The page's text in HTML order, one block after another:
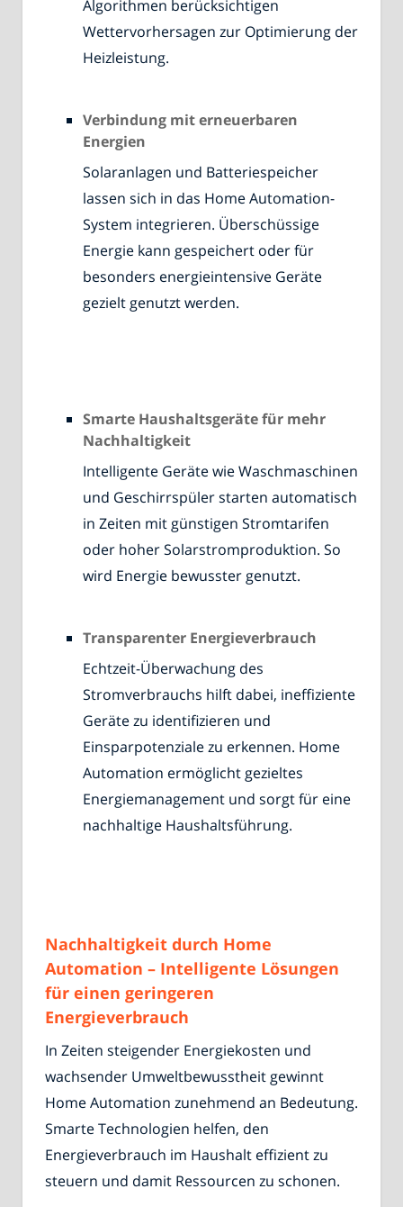
Algorithmen berücksichtigen
Wettervorhersagen zur Optimierung der
Heizleistung.
Verbindung mit erneuerbaren
Energien
Solaranlagen und Batteriespeicher
lassen sich in das Home Automation-
System integrieren. Überschüssige
Energie kann gespeichert oder für
besonders energieintensive Geräte
gezielt genutzt werden.
Smarte Haushaltsgeräte für mehr
Nachhaltigkeit
Intelligente Geräte wie Waschmaschinen
und Geschirrspüler starten automatisch
in Zeiten mit günstigen Stromtarifen
oder hoher Solarstromproduktion. So
wird Energie bewusster genutzt.
Transparenter Energieverbrauch
Echtzeit-Überwachung des
Stromverbrauchs hilft dabei, ineffiziente
Geräte zu identifizieren und
Einsparpotenziale zu erkennen. Home
Automation ermöglicht gezieltes
Energiemanagement und sorgt für eine
nachhaltige Haushaltsführung.
Nachhaltigkeit durch Home
Automation – Intelligente Lösungen
für einen geringeren
Energieverbrauch
In Zeiten steigender Energiekosten und
wachsender Umweltbewusstheit gewinnt
Home Automation zunehmend an Bedeutung.
Smarte Technologien helfen, den
Energieverbrauch im Haushalt effizient zu
steuern und damit Ressourcen zu schonen.